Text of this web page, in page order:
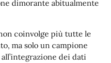
dimorante abitualmente
coinvolge più tutte le
ma solo un campione
dei dati